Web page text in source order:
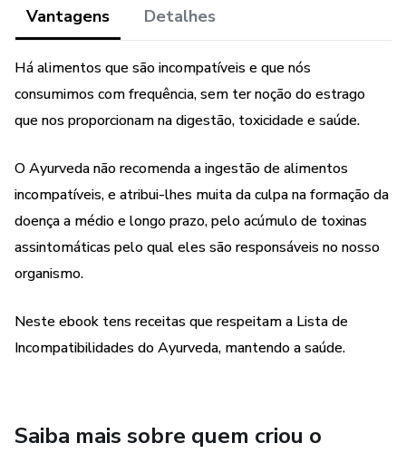
retratos dos teus pratos em @aselvagemmulherdaservas
Vantagens Detalhes
Há alimentos que são incompatíveis e que nós
consumimos com frequência, sem ter noção do estrago
que nos proporcionam na digestão, toxicidade e saúde.
O Ayurveda não recomenda a ingestão de alimentos
incompatíveis, e atribui-lhes muita da culpa na formação da
doença a médio e longo prazo, pelo acúmulo de toxinas
assintomáticas pelo qual eles são responsáveis no nosso
organismo.
Neste ebook tens receitas que respeitam a Lista de
Incompatibilidades do Ayurveda, mantendo a saúde.
Saiba mais sobre quem criou o